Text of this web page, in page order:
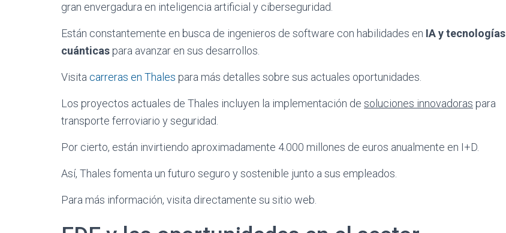
gran envergadura en inteligencia artificial y ciberseguridad.
Están constantemente en busca de ingenieros de software con habilidades en IA y tecnologías
cuánticas para avanzar en sus desarrollos.
Visita carreras en Thales para más detalles sobre sus actuales oportunidades.
Los proyectos actuales de Thales incluyen la implementación de soluciones innovadoras para
transporte ferroviario y seguridad.
Por cierto, están invirtiendo aproximadamente 4.000 millones de euros anualmente en I+D.
Así, Thales fomenta un futuro seguro y sostenible junto a sus empleados.
Para más información, visita directamente su sitio web.